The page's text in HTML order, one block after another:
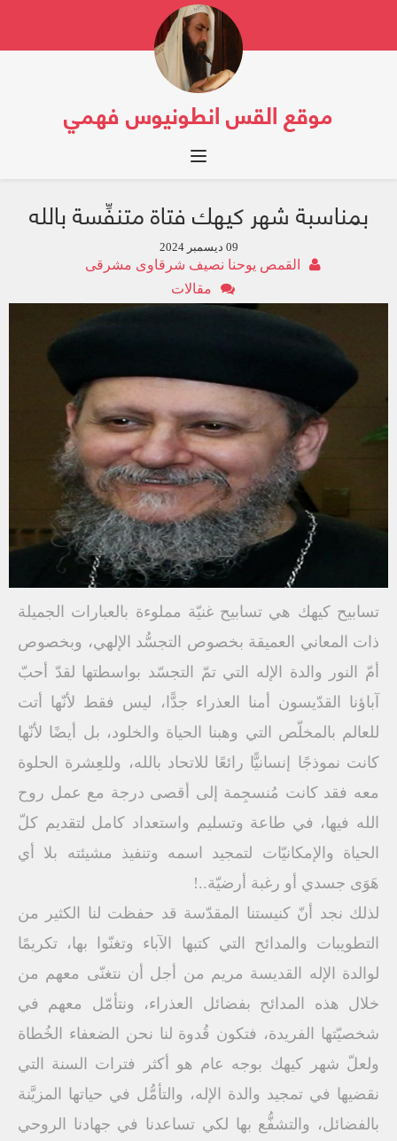
موقع القس انطونيوس فهمي
Toggle navigation
بمناسبة شهر كيهك فتاة متنفِّسة بالله
09 ديسمبر 2024
القمص يوحنا نصيف شرقاوى مشرقى
مقالات
تسابيح كيهك هي تسابيح غنيّة مملوءة بالعبارات الجميلة
ذات المعاني العميقة بخصوص التجسُّد الإلهي، وبخصوص
أمّ النور والدة الإله التي تمّ التجسّد بواسطتها لقدّ أحبّ
آباؤنا القدّيسون أمنا العذراء جدًّا، ليس فقط لأنّها أتت
للعالم بالمخلّص التي وهبنا الحياة والخلود، بل أيضًا لأنّها
كانت نموذجًا إنسانيًّا رائعًا للاتحاد بالله، وللعِشرة الحلوة
معه فقد كانت مُنسجِمة إلى أقصى درجة مع عمل روح
الله فيها، في طاعة وتسليم واستعداد كامل لتقديم كلّ
الحياة والإمكانيّات لتمجيد اسمه وتنفيذ مشيئته بلا أي
هَوَى جسدي أو رغبة أرضيّة..!
لذلك نجد أنّ كنيستنا المقدّسة قد حفظت لنا الكثير من
التطويبات والمدائح التي كتبها الآباء وتغنّوا بها، تكريمًا
لوالدة الإله القديسة مريم من أجل أن نتغنّى معهم من
خلال هذه المدائح بفضائل العذراء، ونتأمّل معهم في
شخصيّتها الفريدة، فتكون قُدوة لنا نحن الضعفاء الخُطاة
ولعلّ شهر كيهك بوجه عام هو أكثر فترات السنة التي
نقضيها في تمجيد والدة الإله، والتأمُّل في حياتها المزيَّنة
بالفضائل، والتشفُّع بها لكي تساعدنا في جهادنا الروحي